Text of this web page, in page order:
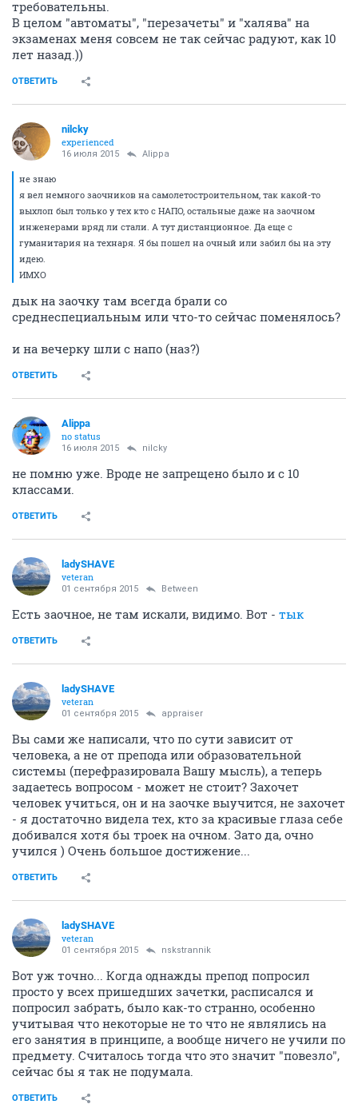
требовательны.
В целом "автоматы", "перезачеты" и "халява" на
экзаменах меня совсем не так сейчас радуют, как 10
лет назад.))
ОТВЕТИТЬ
nilcky
experienced
16 июля 2015 Alippa
не знаю
я вел немного заочников на самолетостроительном, так какой-то
выхлоп был только у тех кто с НАПО, остальные даже на заочном
инженерами вряд ли стали. А тут дистанционное. Да еще с
гуманитария на технаря. Я бы пошел на очный или забил бы на эту
идею.
ИМХО
дык на заочку там всегда брали со
среднеспециальным или что-то сейчас поменялось?
и на вечерку шли с напо (наз?)
ОТВЕТИТЬ
Alippa
no status
16 июля 2015 nilcky
не помню уже. Вроде не запрещено было и с 10
классами.
ОТВЕТИТЬ
ladySHAVE
veteran
01 сентября 2015 Between
Есть заочное, не там искали, видимо. Вот - тык
ОТВЕТИТЬ
ladySHAVE
veteran
01 сентября 2015 appraiser
Вы сами же написали, что по сути зависит от
человека, а не от препода или образовательной
системы (перефразировала Вашу мысль), а теперь
задаетесь вопросом - может не стоит? Захочет
человек учиться, он и на заочке выучится, не захочет
- я достаточно видела тех, кто за красивые глаза себе
добивался хотя бы троек на очном. Зато да, очно
учился ) Очень большое достижение...
ОТВЕТИТЬ
ladySHAVE
veteran
01 сентября 2015 nskstrannik
Вот уж точно... Когда однажды препод попросил
просто у всех пришедших зачетки, расписался и
попросил забрать, было как-то странно, особенно
учитывая что некоторые не то что не являлись на
его занятия в принципе, а вообще ничего не учили по
предмету. Считалось тогда что это значит "повезло",
сейчас бы я так не подумала.
ОТВЕТИТЬ